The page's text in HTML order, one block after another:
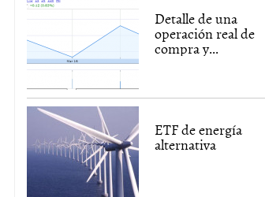
Detalle de una
operación real de
compra y...
ETF de energía
alternativa